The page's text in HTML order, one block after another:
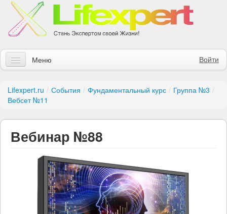
Войти
Меню
Инструменты
Обучение
Контакты
Правила получения заказов
Магазин
Искать
Lifexpert.ru / События / Фундаментальный курс / Группа №3 /
Вебсет №11
Вебинар №88